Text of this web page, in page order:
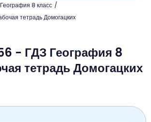
География 8 класс
тетрадь Домогацких
Русский язык
Литературное чтение
Математика
Математика
Английский язык
Литературное чтение
Музыка
- ГДЗ География 8
тетрадь Домогацких